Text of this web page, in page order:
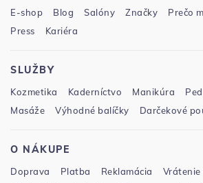
E-shop Blog Salóny Značky Prečo
Press
Kariéra
SLUŽBY
Kozmetika Kaderníctvo Manikúra
Masáže
Výhodné balíčky Darčekové
O NÁKUPE
Doprava Platba Reklamácia